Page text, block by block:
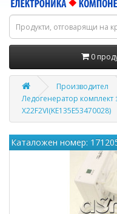
0
Производител
Ледогенератор комплект
X22F2VI(KE135E53470028)
Каталожен номер: